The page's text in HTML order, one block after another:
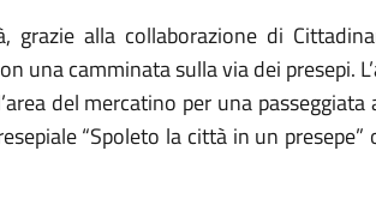
grazie alla collaborazione di
una camminata sulla via dei presepi.
del mercatino per una
“Spoleto la città in un presepe”